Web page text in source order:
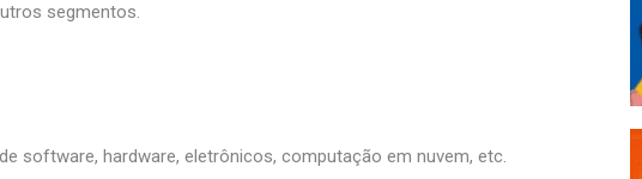
segmentos.
software, hardware, eletrônicos, computação em nuvem, etc.